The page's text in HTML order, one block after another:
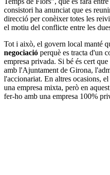
consistori ha anunciat que es
direcció per conèixer totes les
el motiu del conflicte entre les
Tot i això, el govern local manté
negociació perquè es tracta d'un
empresa privada. Si bé és cert
amb l'Ajuntament de Girona,
l'accionariat. En altres ocasions,
una empresa mixta, però en
fer-ho amb una empresa 100%